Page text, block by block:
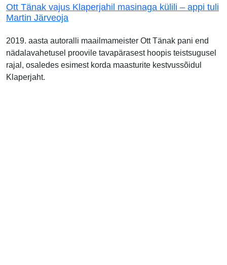
Ott Tänak vajus Klaperjahil masinaga külili – appi tuli
Martin Järveoja
2019. aasta autoralli maailmameister Ott Tänak pani end
nädalavahetusel proovile tavapärasest hoopis teistsugusel
rajal, osaledes esimest korda maasturite kestvussõidul
Klaperjaht.